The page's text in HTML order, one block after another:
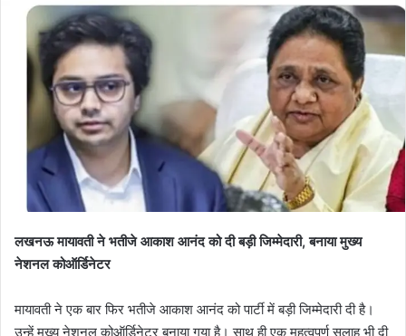
लखनऊ मायावती ने भतीजे आकाश आनंद को दी बड़ी जिम्मेदारी, बनाया मुख्य
नेशनल कोऑर्डिनेटर
मायावती ने एक बार फिर भतीजे आकाश आनंद को पार्टी में बड़ी जिम्मेदारी दी है।
उन्हें मुख्य नेशनल कोऑर्डिनेटर बनाया गया है। साथ ही एक महत्वपूर्ण सलाह भी दी